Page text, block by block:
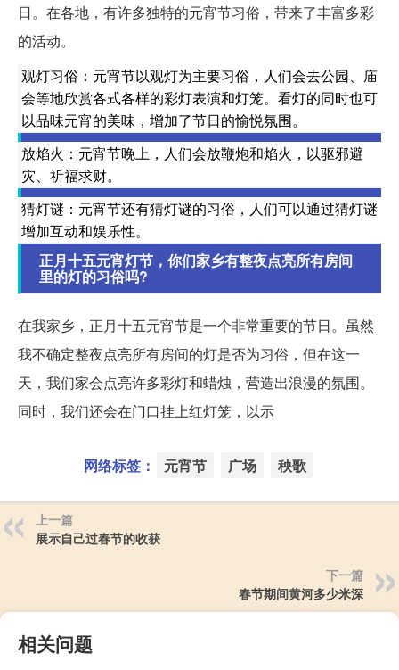
日。在各地，有许多独特的元宵节习俗，带来了丰富多彩
的活动。
观灯习俗：元宵节以观灯为主要习俗，人们会去公园、庙
会等地欣赏各式各样的彩灯表演和灯笼。看灯的同时也可
以品味元宵的美味，增加了节日的愉悦氛围。
放焰火：元宵节晚上，人们会放鞭炮和焰火，以驱邪避
灾、祈福求财。
猜灯谜：元宵节还有猜灯谜的习俗，人们可以通过猜灯谜
增加互动和娱乐性。
正月十五元宵灯节，你们家乡有整夜点亮所有房间
里的灯的习俗吗?
在我家乡，正月十五元宵节是一个非常重要的节日。虽然
我不确定整夜点亮所有房间的灯是否为习俗，但在这一
天，我们家会点亮许多彩灯和蜡烛，营造出浪漫的氛围。
同时，我们还会在门口挂上红灯笼，以示
网络标签： 元宵节 广场 秧歌
上一篇
展示自己过春节的收获
下一篇
春节期间黄河多少米深
相关问题